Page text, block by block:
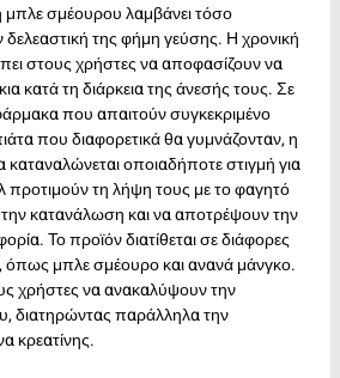
μπλε σμέουρου λαμβάνει τόσο
της φήμη γεύσης. Η χρονική
στους χρήστες να αποφασίζουν να
κατά τη διάρκεια της άνεσής τους. Σε
που απαιτούν συγκεκριμένο
που διαφορετικά θα γυμνάζονταν, η
καταναλώνεται οποιαδήποτε στιγμή για
τη λήψη τους με το φαγητό
κατανάλωση και να αποτρέψουν την
Το προϊόν διατίθεται σε διάφορες
όπως μπλε σμέουρο και ανανά μάνγκο.
χρήστες να ανακαλύψουν την
διατηρώντας παράλληλα την
κρεατίνης.